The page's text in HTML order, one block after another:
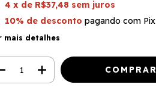
4 x de R$37,48 sem juros
10% de desconto pagando com Pix
mais detalhes